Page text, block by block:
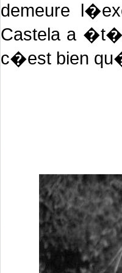
demeure
Castela a
c�est bien